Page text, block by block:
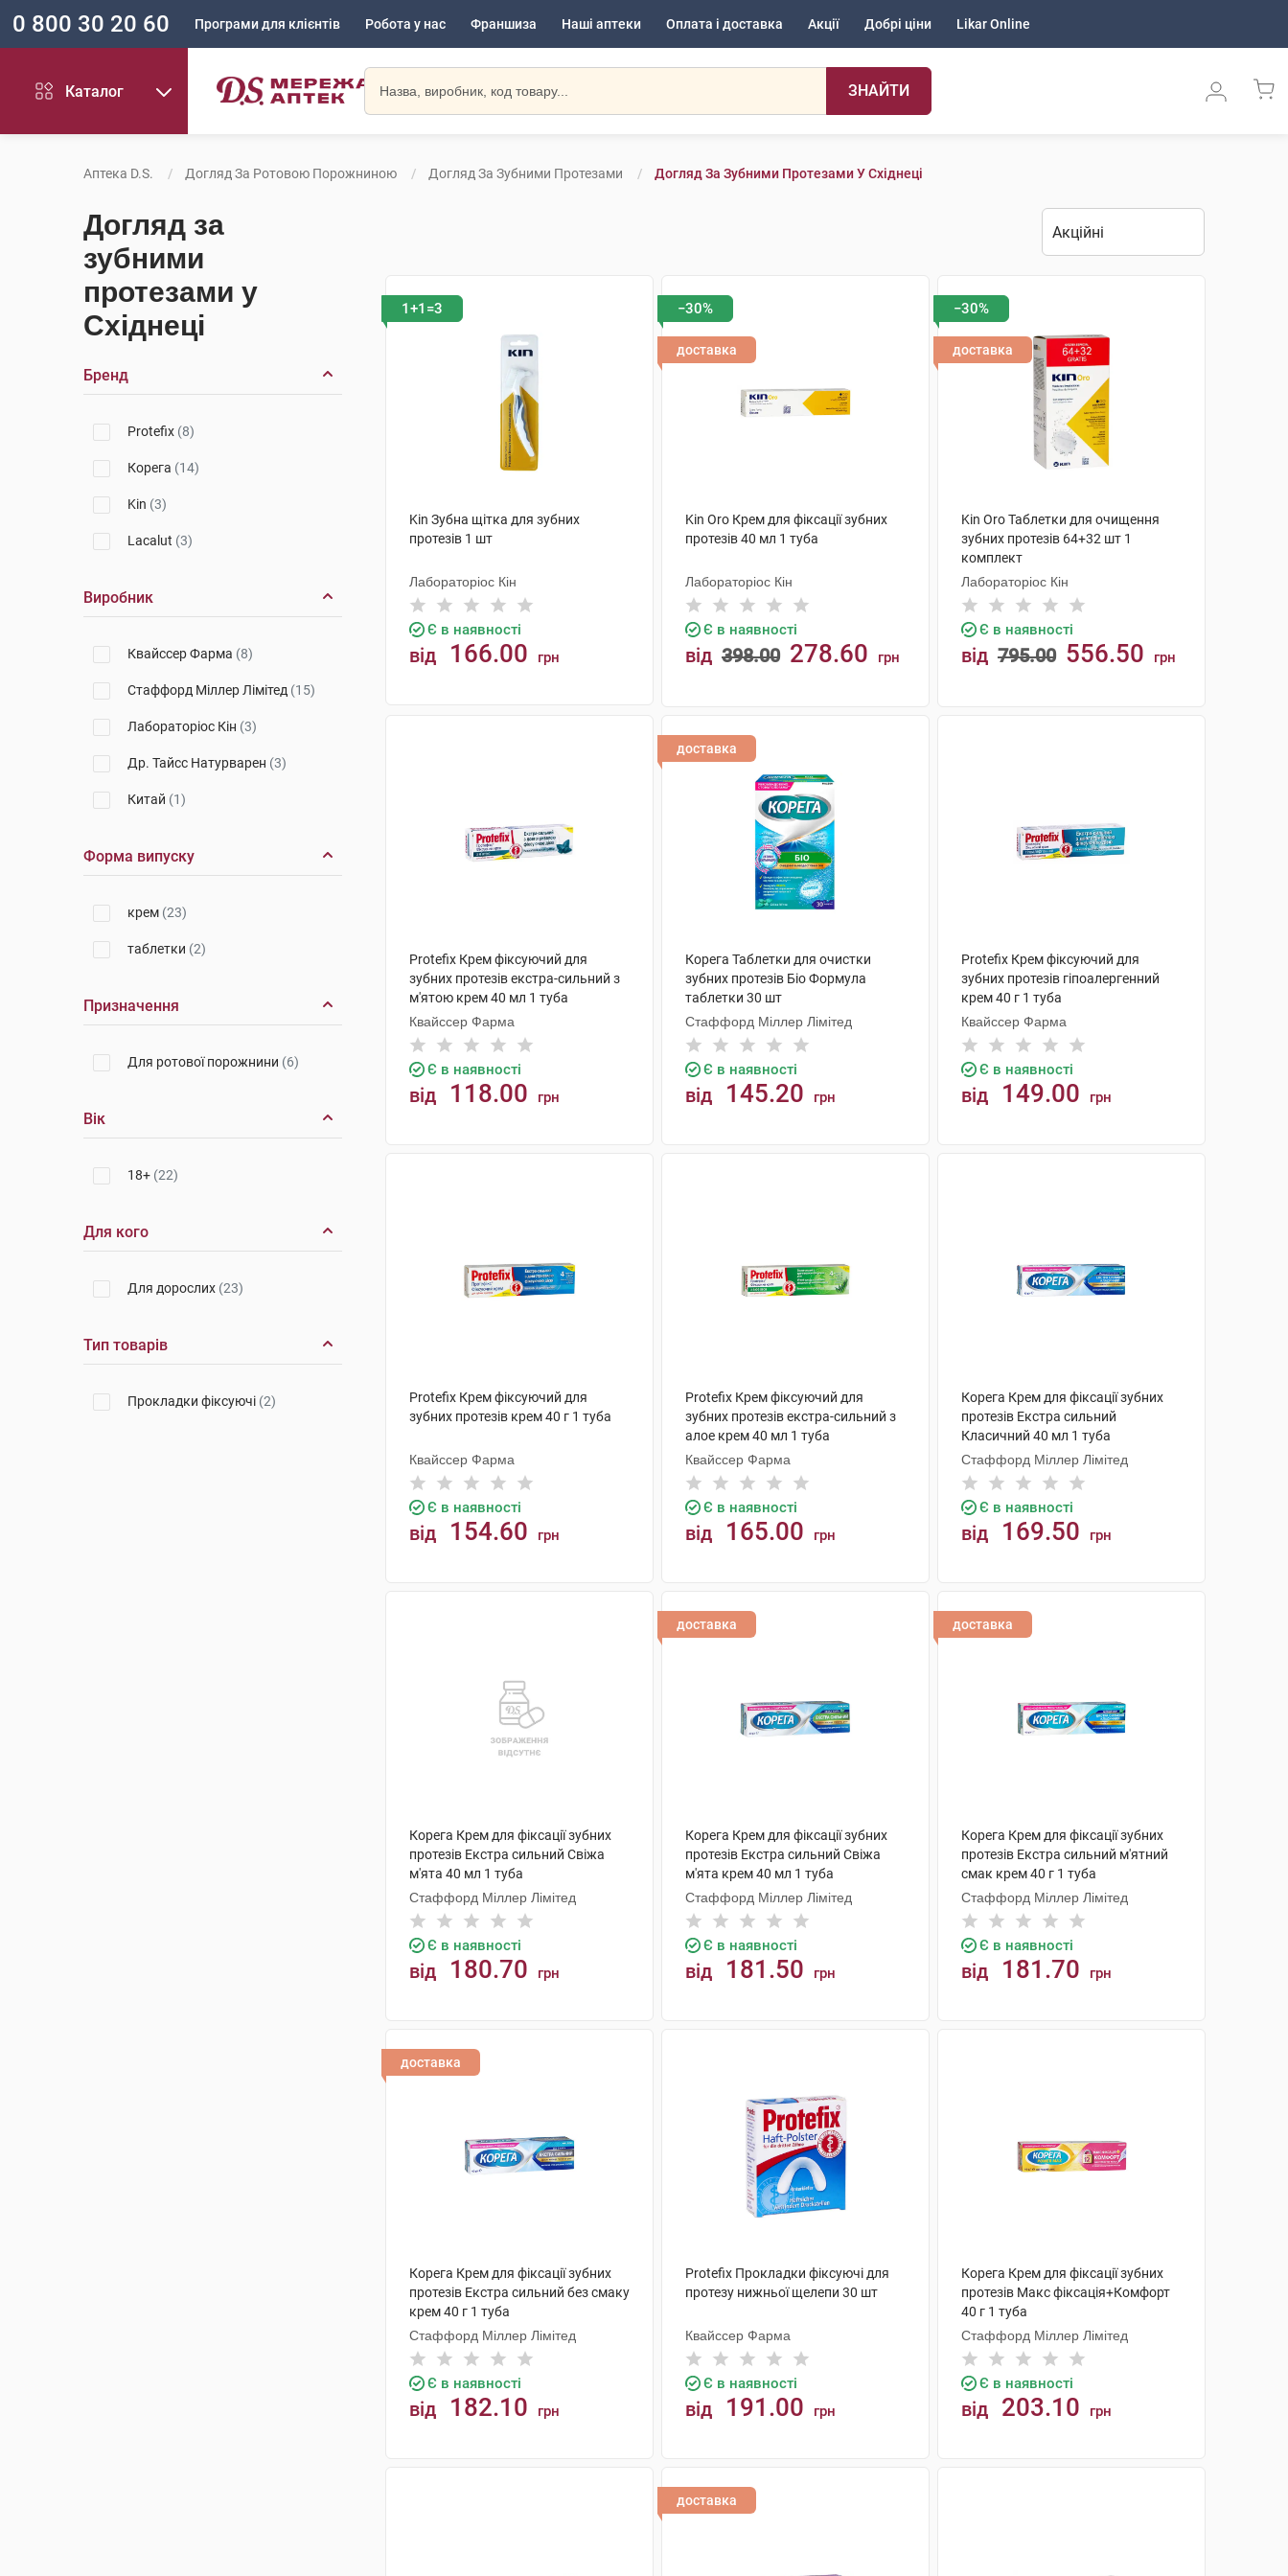
0 800 30 20 60 Програми для клієнтів Робота у нас Франшиза Наші аптеки Оплата і доставка Акції Добрі ціни Likar Online
Каталог ЗНАЙТИ
Аптека D.S. Догляд За Ротовою Порожниною Догляд За Зубними Протезами Догляд За Зубними Протезами У Східнеці
Догляд за
зубними
протезами у
Східнеці
Бренд
Protefix (8)
Корега (14)
Kin (3)
Lacalut (3)
Виробник
Квайссер Фарма (8)
Стаффорд Міллер Лімітед (15)
Лабораторіос Кін (3)
Др. Тайсс Натурварен (3)
Китай (1)
Форма випуску
крем (23)
таблетки (2)
Призначення
Для ротової порожнини (6)
Вік
18+ (22)
Для кого
Для дорослих (23)
Тип товарів
Прокладки фіксуючі (2)
1+1=3
Kin Зубна щітка для зубних
протезів 1 шт
Лабораторіос Кін
Є в наявності
від 166.00 грн
−30%
доставка
Kin Oro Крем для фіксації зубних
протезів 40 мл 1 туба
Лабораторіос Кін
Є в наявності
від 398.00 278.60 грн
−30%
доставка
Kin Oro Таблетки для очищення
зубних протезів 64+32 шт 1
комплект
Лабораторіос Кін
Є в наявності
від 795.00 556.50 грн
Protefix Крем фіксуючий для
зубних протезів екстра-сильний з
м'ятою крем 40 мл 1 туба
Квайссер Фарма
Є в наявності
від 118.00 грн
доставка
Корега Таблетки для очистки
зубних протезів Біо Формула
таблетки 30 шт
Стаффорд Міллер Лімітед
Є в наявності
від 145.20 грн
Protefix Крем фіксуючий для
зубних протезів гіпоалергенний
крем 40 г 1 туба
Квайссер Фарма
Є в наявності
від 149.00 грн
Protefix Крем фіксуючий для
зубних протезів крем 40 г 1 туба
Квайссер Фарма
Є в наявності
від 154.60 грн
Protefix Крем фіксуючий для
зубних протезів екстра-сильний з
алое крем 40 мл 1 туба
Квайссер Фарма
Є в наявності
від 165.00 грн
Корега Крем для фіксації зубних
протезів Екстра сильний
Класичний 40 мл 1 туба
Стаффорд Міллер Лімітед
Є в наявності
від 169.50 грн
Корега Крем для фіксації зубних
протезів Екстра сильний Свіжа
м'ята 40 мл 1 туба
Стаффорд Міллер Лімітед
Є в наявності
від 180.70 грн
доставка
Корега Крем для фіксації зубних
протезів Екстра сильний Свіжа
м'ята крем 40 мл 1 туба
Стаффорд Міллер Лімітед
Є в наявності
від 181.50 грн
доставка
Корега Крем для фіксації зубних
протезів Екстра сильний м'ятний
смак крем 40 г 1 туба
Стаффорд Міллер Лімітед
Є в наявності
від 181.70 грн
доставка
Корега Крем для фіксації зубних
протезів Екстра сильний без смаку
крем 40 г 1 туба
Стаффорд Міллер Лімітед
Є в наявності
від 182.10 грн
Protefix Прокладки фіксуючі для
протезу нижньої щелепи 30 шт
Квайссер Фарма
Є в наявності
від 191.00 грн
Корега Крем для фіксації зубних
протезів Макс фіксація+Комфорт
40 г 1 туба
Стаффорд Міллер Лімітед
Є в наявності
від 203.10 грн
доставка